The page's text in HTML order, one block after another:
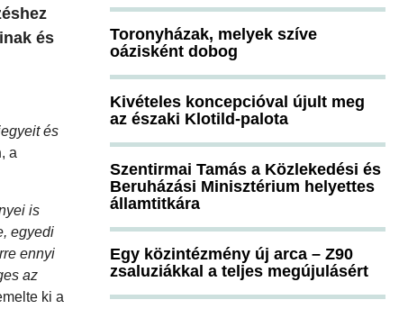
és
és
, a
is
egyedi
ennyi
az
ki a
Toronyházak, melyek szíve
oázisként dobog
Kivételes koncepcióval újult meg
az északi Klotild-palota
Szentirmai Tamás a Közlekedési és
Beruházási Minisztérium helyettes
államtitkára
Egy közintézmény új arca – Z90
zsaluziákkal a teljes megújulásért